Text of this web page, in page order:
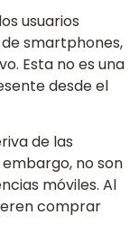
usuarios
smartphones,
Esta no es una
desde el
de las
no son
móviles. Al
comprar